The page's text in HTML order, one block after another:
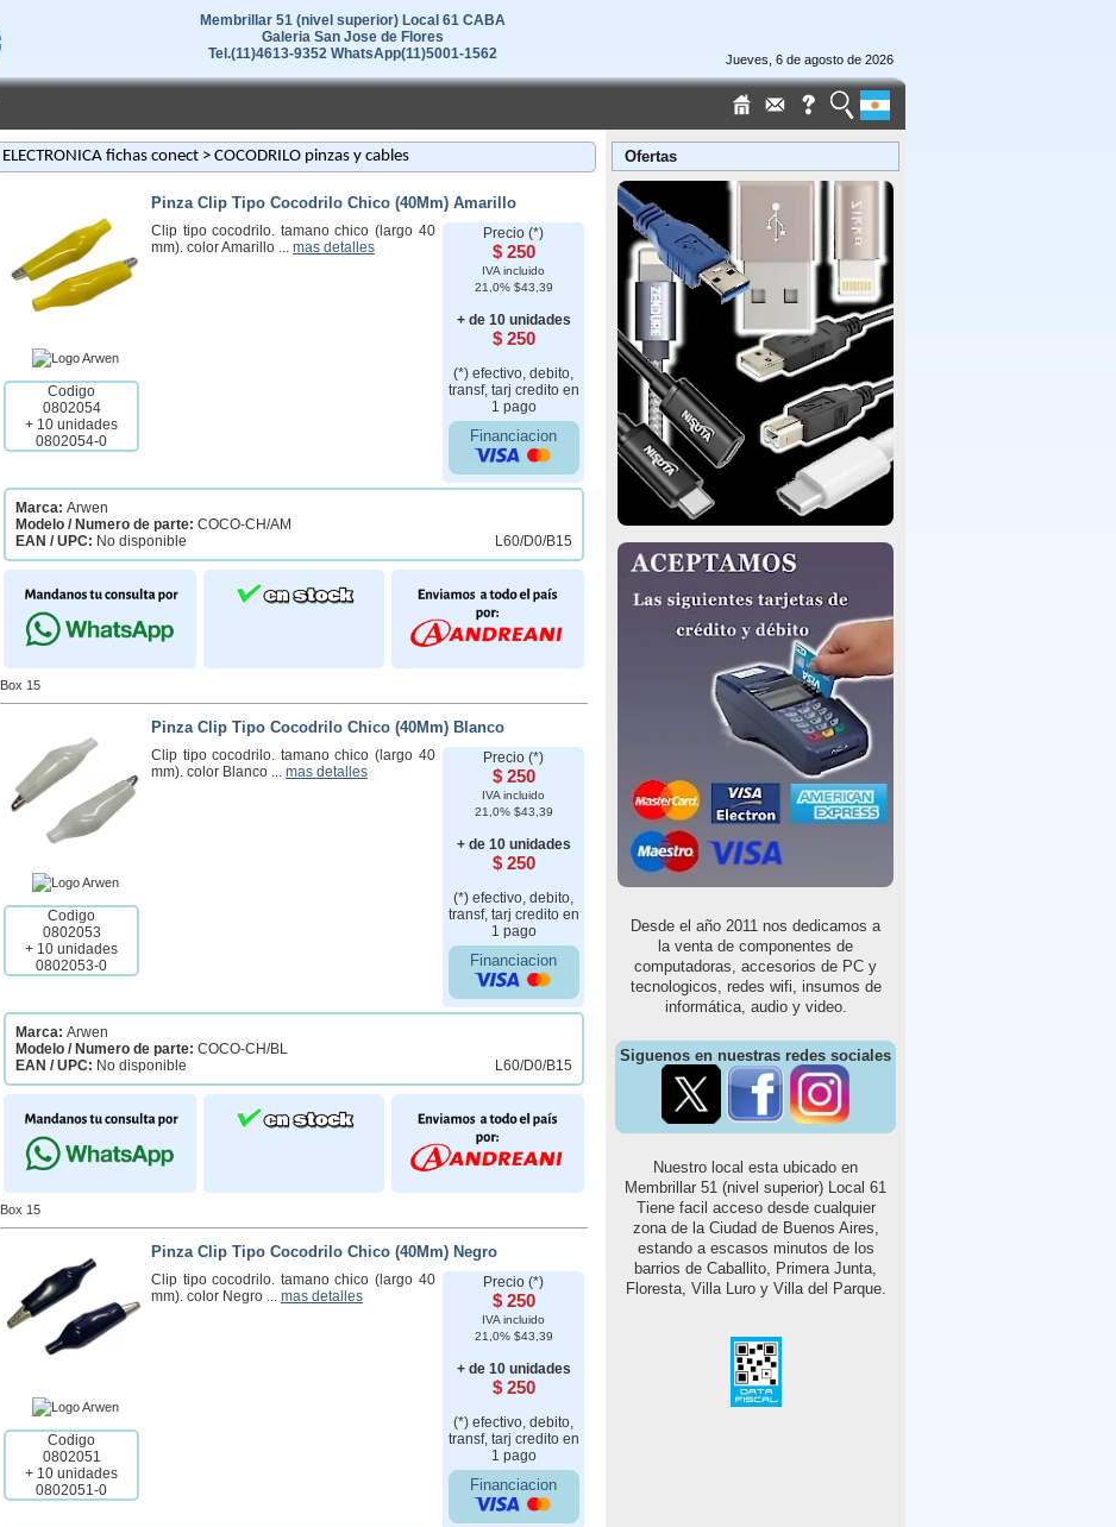
Jueves, 6 de agosto de 2026
Membrillar 51 (nivel superior) Local 61 CABA
Galeria San Jose de Flores
Tel.(11)4613-9352 WhatsApp(11)5001-1562
ELECTRONICA fichas conect > COCODRILO pinzas y cables
Codigo
0802054
+ 10 unidades
0802054-0
Pinza Clip Tipo Cocodrilo Chico (40Mm) Amarillo
Clip tipo cocodrilo. tamano chico (largo 40
mm). color Amarillo ... mas detalles
Precio (*)
$ 250
IVA incluido
21,0% $43,39
+ de 10 unidades
$ 250
(*) efectivo, debito,
transf, tarj credito en
1 pago
Financiacion
Marca: Arwen
Modelo / Numero de parte: COCO-CH/AM
EAN / UPC: No disponible L60/D0/B15
Box 15
Codigo
0802053
+ 10 unidades
0802053-0
Pinza Clip Tipo Cocodrilo Chico (40Mm) Blanco
Clip tipo cocodrilo. tamano chico (largo 40
mm). color Blanco ... mas detalles
Precio (*)
$ 250
IVA incluido
21,0% $43,39
+ de 10 unidades
$ 250
(*) efectivo, debito,
transf, tarj credito en
1 pago
Financiacion
Marca: Arwen
Modelo / Numero de parte: COCO-CH/BL
EAN / UPC: No disponible L60/D0/B15
Box 15
Codigo
0802051
+ 10 unidades
0802051-0
Pinza Clip Tipo Cocodrilo Chico (40Mm) Negro
Clip tipo cocodrilo. tamano chico (largo 40
mm). color Negro ... mas detalles
Precio (*)
$ 250
IVA incluido
21,0% $43,39
+ de 10 unidades
$ 250
(*) efectivo, debito,
transf, tarj credito en
1 pago
Financiacion
Ofertas
Desde el año 2011 nos dedicamos a
la venta de componentes de
computadoras, accesorios de PC y
tecnologicos, redes wifi, insumos de
informática, audio y video.
Siguenos en nuestras redes sociales
Nuestro local esta ubicado en
Membrillar 51 (nivel superior) Local 61
Tiene facil acceso desde cualquier
zona de la Ciudad de Buenos Aires,
estando a escasos minutos de los
barrios de Caballito, Primera Junta,
Floresta, Villa Luro y Villa del Parque.